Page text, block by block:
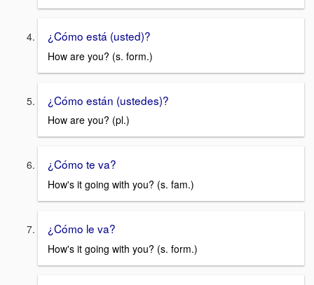
¿Cómo está (usted)?
How are you? (s. form.)
¿Cómo están (ustedes)?
How are you? (pl.)
¿Cómo te va?
How's it going with you? (s. fam.)
¿Cómo le va?
How's it going with you? (s. form.)